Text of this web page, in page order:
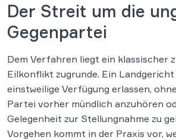
Der Streit um die
Gegenpartei
Dem Verfahren liegt ein klassischer
Eilkonflikt zugrunde. Ein
einstweilige Verfügung erlassen,
Partei vorher mündlich anzuhören
Gelegenheit zur Stellungnahme zu
Vorgehen kommt in der Praxis vor,